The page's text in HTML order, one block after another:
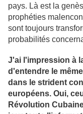
pays. Là est la
prophéties
sont toujours
probabilités
J'ai l'impression à
d'entendre le
dans le strident
européens. Oui,
Révolution